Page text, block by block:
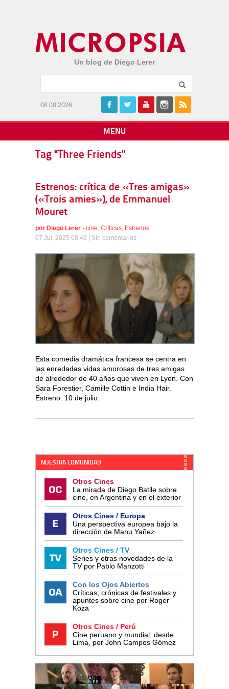
Un blog de Diego Lerer
08.08.2026
MENU
Tag "Three Friends"
Estrenos: crítica de «Tres amigas»
(«Trois amies»), de Emmanuel
Mouret
por Diego Lerer - cine, Críticas, Estrenos
07 Jul, 2025 08:46 | Sin comentarios
Esta comedia dramática francesa se centra en
las enredadas vidas amorosas de tres amigas
de alrededor de 40 años que viven en Lyon. Con
Sara Forestier, Camille Cottin e India Hair.
Estreno: 10 de julio.
NUESTRA COMUNIDAD
Otros Cines
La mirada de Diego Batlle sobre
cine, en Argentina y en el exterior
Otros Cines / Europa
Una perspectiva europea bajo la
dirección de Manu Yañez
Otros Cines / TV
Series y otras novedades de la
TV por Pablo Manzotti
Con los Ojos Abiertos
Críticas, crónicas de festivales y
apuntes sobre cine por Roger
Koza
Otros Cines / Perú
Cine peruano y mundial, desde
Lima, por John Campos Gómez